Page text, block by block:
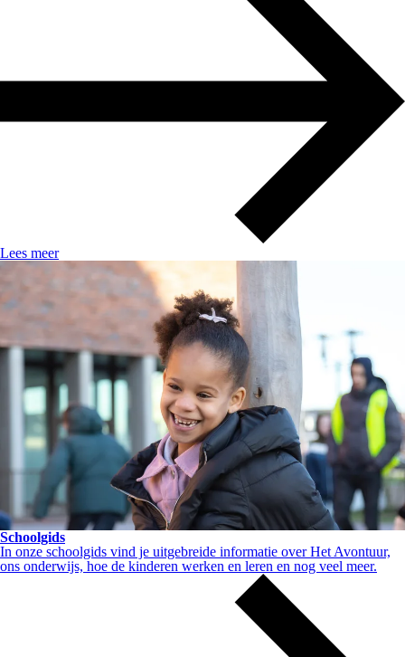
Lees meer
Schoolgids
In onze schoolgids vind je uitgebreide informatie over Het Avontuur,
ons onderwijs, hoe de kinderen werken en leren en nog veel meer.